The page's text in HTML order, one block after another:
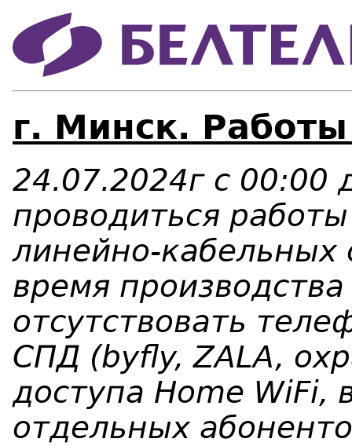
г. Минск.
24.07.2024г с 00:00
проводиться
линейно-кабельных
время
отсутствовать
СПД (byfly, ZALA,
доступа Home WiFi,
отдельных